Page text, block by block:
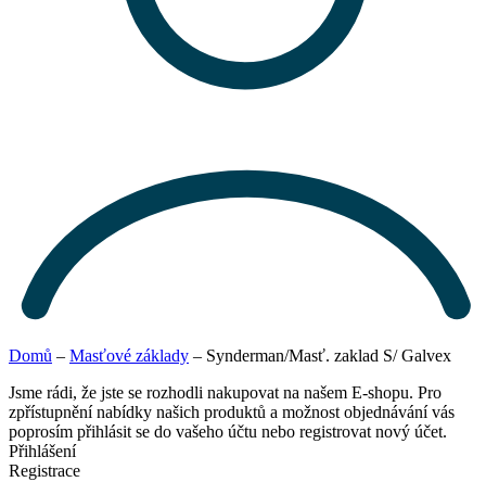
Domů – Masťové základy – Synderman/Masť. zaklad S/ Galvex
Jsme rádi, že jste se rozhodli nakupovat na našem E-shopu. Pro
zpřístupnění nabídky našich produktů a možnost objednávání vás
poprosím přihlásit se do vašeho účtu nebo registrovat nový účet.
Přihlášení
Registrace